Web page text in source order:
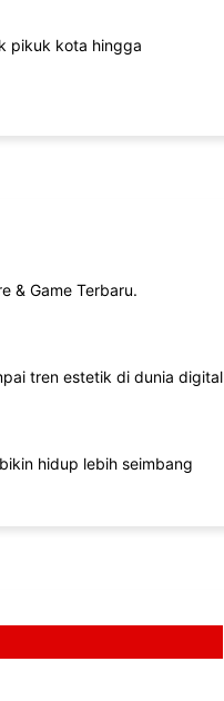
pikuk kota hingga
& Game Terbaru.
tren estetik di dunia digital
hidup lebih seimbang